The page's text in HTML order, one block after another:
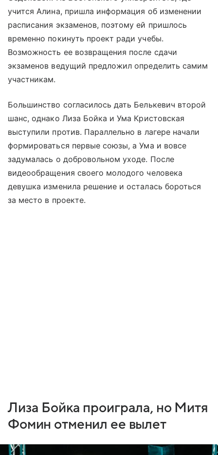
учится Алина, пришла информация об изменении
расписания экзаменов, поэтому ей пришлось
временно покинуть проект ради учебы.
Возможность ее возвращения после сдачи
экзаменов ведущий предложил определить самим
участникам.
Большинство согласилось дать Белькевич второй
шанс, однако Лиза Бойка и Ума Кристовская
выступили против. Параллельно в лагере начали
формироваться первые союзы, а Ума и вовсе
задумалась о добровольном уходе. После
видеообращения своего молодого человека
девушка изменила решение и осталась бороться
за место в проекте.
Лиза Бойка проиграла, но Митя
Фомин отменил ее вылет